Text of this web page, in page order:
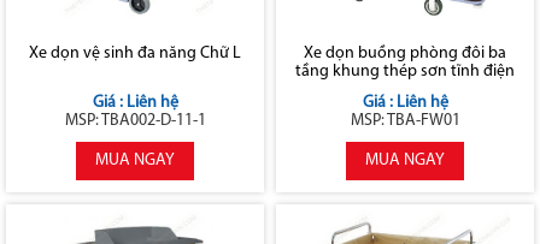
Xe dọn vệ sinh đa năng Chữ L
Giá : Liên hệ
MSP: TBA002-D-11-1
MUA NGAY
Xe dọn buồng phòng đôi ba
tầng khung thép sơn tĩnh điện
Giá : Liên hệ
MSP: TBA-FW01
MUA NGAY